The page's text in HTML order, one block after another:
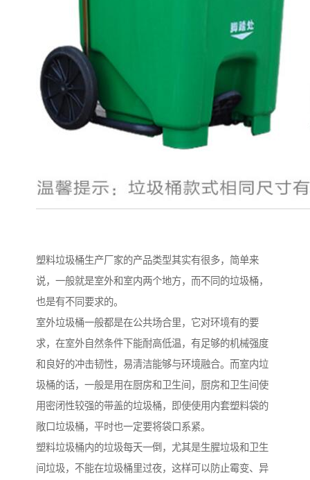
塑料垃圾桶生产厂家的产品类型其实有很多，简单来
说，一般就是室外和室内两个地方，而不同的垃圾桶，
也是有不同要求的。
室外垃圾桶一般都是在公共场合里，它对环境有的要
求，在室外自然条件下能耐高低温，有足够的机械强度
和良好的冲击韧性，易清洁能够与环境融合。而室内垃
圾桶的话，一般是用在厨房和卫生间，厨房和卫生间使
用密闭性较强的带盖的垃圾桶，即使使用内套塑料袋的
敞口垃圾桶，平时也一定要将袋口系紧。
塑料垃圾桶内的垃圾每天一倒，尤其是生腥垃圾和卫生
间垃圾，不能在垃圾桶里过夜，这样可以防止霉变、异